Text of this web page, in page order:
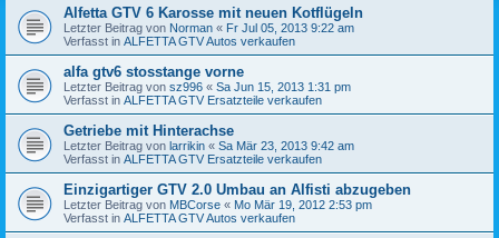
Alfetta GTV 6 Karosse mit neuen Kotflügeln
Letzter Beitrag von Norman « Fr Jul 05, 2013 9:22 am
Verfasst in ALFETTA GTV Autos verkaufen
alfa gtv6 stosstange vorne
Letzter Beitrag von sz996 « Sa Jun 15, 2013 1:31 pm
Verfasst in ALFETTA GTV Ersatzteile verkaufen
Getriebe mit Hinterachse
Letzter Beitrag von larrikin « Sa Mär 23, 2013 9:42 am
Verfasst in ALFETTA GTV Ersatzteile verkaufen
Einzigartiger GTV 2.0 Umbau an Alfisti abzugeben
Letzter Beitrag von MBCorse « Mo Mär 19, 2012 2:53 pm
Verfasst in ALFETTA GTV Autos verkaufen